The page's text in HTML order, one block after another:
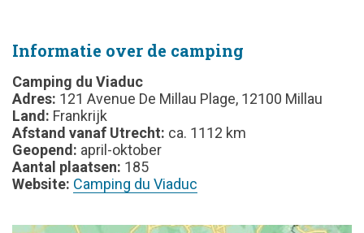
Informatie over de camping
Camping du Viaduc
Adres: 121 Avenue De Millau Plage, 12100 Millau
Land: Frankrijk
Afstand vanaf Utrecht: ca. 1112 km
Geopend: april-oktober
Aantal plaatsen: 185
Website: Camping du Viaduc